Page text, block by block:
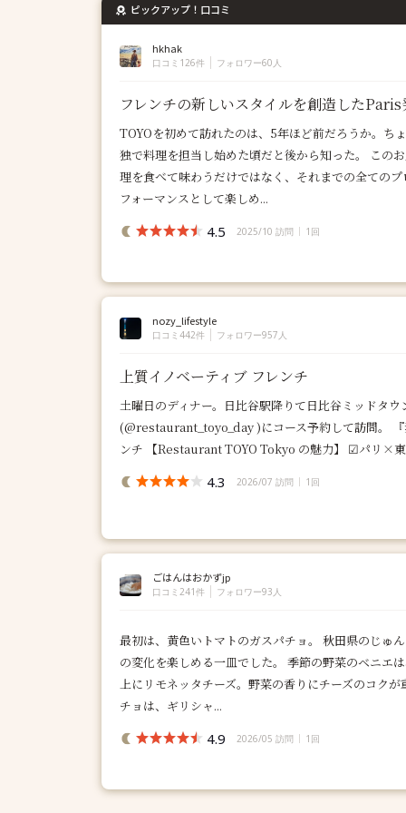
ピックアップ！口コミ
hkhak
口コミ126件 フォロワー60人
フレンチの新しいスタイルを創造した
TOYOを初めて訪れたのは、5年ほど前だろうか。ち
独で料理を担当し始めた頃だと後から知った。 この
理を食べて味わうだけではなく、それまでの全ての
フォーマンスとして楽しめ...
4.5 2025/10 訪問 1回
nozy_lifestyle
口コミ442件 フォロワー957人
上質イノベーティブ フレンチ
土曜日のディナー。日比谷駅降りて日比谷ミッドタ
(@restaurant_toyo_day )にコース予約して訪問。
ンチ️ 【Restaurant TOYO Tokyo の魅力】 ☑︎パリ×
4.3 2026/07 訪問 1回
ごはんはおかずjp
口コミ241件 フォロワー93人
最初は、黄色いトマトのガスパチョ。 秋田県のじゅ
の変化を楽しめる一皿でした。 季節の野菜のベニエ
上にリモネッタチーズ。野菜の香りにチーズのコク
チョは、ギリシャ...
4.9 2026/05 訪問 1回